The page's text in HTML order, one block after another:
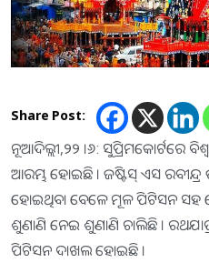
Share Post:
ନୂଆଦିଲ୍ଲୀ,୨୨ ।୬: ସୁପ୍ରିମକୋର୍ଟରେ
ଆରମ୍ଭ ହୋଇଛି । ଜଷ୍ଟିସ୍ ଏସ ରବୀନ୍ଦ୍ର
ହୋଇଥିବା ବେଳେ ମୂଳ ପିଟିସନ
ଶୁଣାଣି ନେଇ ଶୁଣାଣି ଚାଲିଛି ।
ପିଟିସନ ଦାଖଲ ହୋଇଛି ।